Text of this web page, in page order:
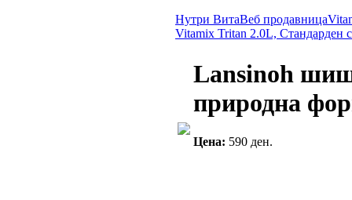
Нутри ВитаВеб продавница
Vitamix Tritan 2.0L, Стандарден
Lansinoh
природна
Цена: 590 ден.